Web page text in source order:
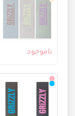
ناموجود